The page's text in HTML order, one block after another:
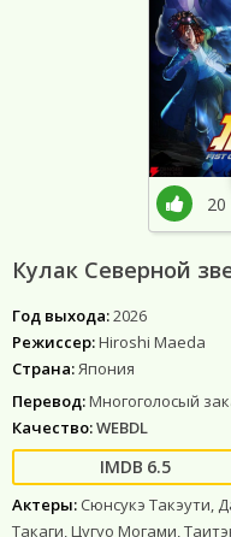
Кулак Северной
Год выхода:2026
Режиссер:Hiroshi Maeda
Страна:Япония
Перевод:Многоголосый
Качество:WEBDL
6.5
Актеры: Сюнсукэ Такэути,
Такаги, Цугуо Могами,
20